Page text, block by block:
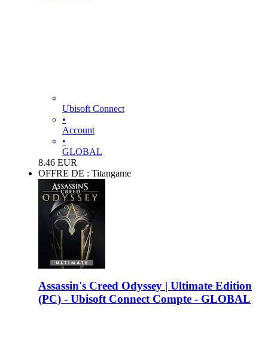
Ubisoft Connect
•
Account
•
GLOBAL
8.46 EUR
OFFRE DE : Titangame
Assassin's Creed Odyssey | Ultimate Edition
(PC) - Ubisoft Connect Compte - GLOBAL